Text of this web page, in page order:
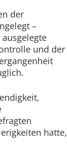
der
–
und der
hatte,